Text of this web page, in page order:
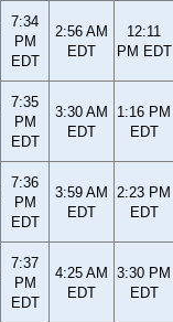
7:34
PM
EDT
2:56 AM
EDT
12:11
PM EDT
7:35
PM
EDT
3:30 AM
EDT
1:16 PM
EDT
7:36
PM
EDT
3:59 AM
EDT
2:23 PM
EDT
7:37
PM
EDT
4:25 AM
EDT
3:30 PM
EDT